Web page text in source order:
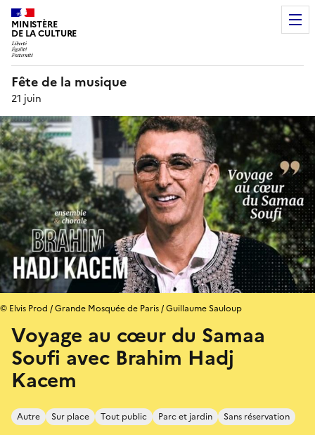
MINISTÈRE
DE LA CULTURE
Fête de la musique
21 juin
Voyage au cœur du Samaa
Soufi avec Brahim Hadj
Kacem
Autre Sur place Tout public Parc et jardin Sans réservation
© Elvis Prod / Grande Mosquée de Paris / Guillaume Sauloup